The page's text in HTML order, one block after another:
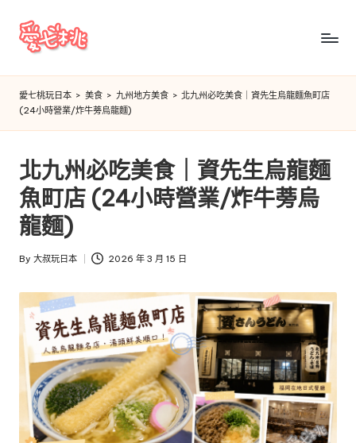
Skip
愛
七
桃
玩
日
本
愛七桃玩日本 > 美食 > 九州地方美食 > 北九州必吃美食｜資先生烏龍麵魚町店
(24小時營業/炸牛蒡烏龍麵)
北九州必吃美食｜資先生烏龍麵
魚町店 (24小時營業/炸牛蒡烏
龍麵)
Posted
By 大叔玩日本 2026 年 3 月 15 日